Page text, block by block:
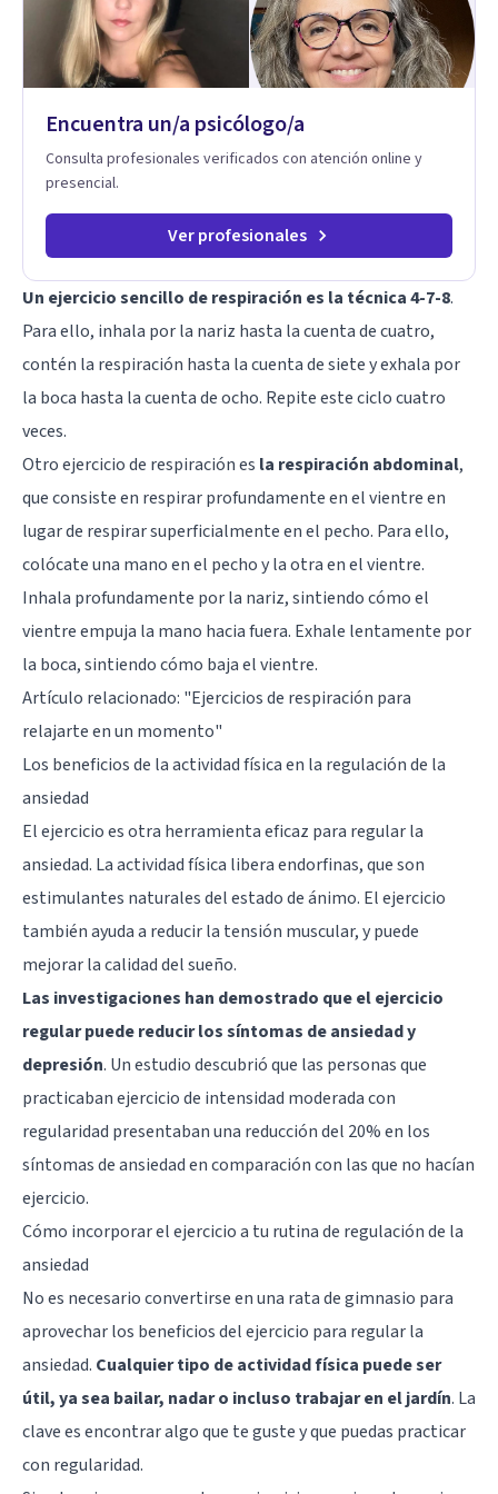
Encuentra un/a psicólogo/a
Consulta profesionales verificados con atención online y
presencial.
Ver profesionales
Un ejercicio sencillo de respiración es la técnica 4-7-8.
Para ello, inhala por la nariz hasta la cuenta de cuatro,
contén la respiración hasta la cuenta de siete y exhala por
la boca hasta la cuenta de ocho. Repite este ciclo cuatro
veces.
Otro ejercicio de respiración es la respiración abdominal,
que consiste en respirar profundamente en el vientre en
lugar de respirar superficialmente en el pecho. Para ello,
colócate una mano en el pecho y la otra en el vientre.
Inhala profundamente por la nariz, sintiendo cómo el
vientre empuja la mano hacia fuera. Exhale lentamente por
la boca, sintiendo cómo baja el vientre.
Artículo relacionado: "Ejercicios de respiración para
relajarte en un momento"
Los beneficios de la actividad física en la regulación de la
ansiedad
El ejercicio es otra herramienta eficaz para regular la
ansiedad. La actividad física libera endorfinas, que son
estimulantes naturales del estado de ánimo. El ejercicio
también ayuda a reducir la tensión muscular, y puede
mejorar la calidad del sueño.
Las investigaciones han demostrado que el ejercicio
regular puede reducir los síntomas de ansiedad y
depresión. Un estudio descubrió que las personas que
practicaban ejercicio de intensidad moderada con
regularidad presentaban una reducción del 20% en los
síntomas de ansiedad en comparación con las que no hacían
ejercicio.
Cómo incorporar el ejercicio a tu rutina de regulación de la
ansiedad
No es necesario convertirse en una rata de gimnasio para
aprovechar los beneficios del ejercicio para regular la
ansiedad. Cualquier tipo de actividad física puede ser
útil, ya sea bailar, nadar o incluso trabajar en el jardín. La
clave es encontrar algo que te guste y que puedas practicar
con regularidad.